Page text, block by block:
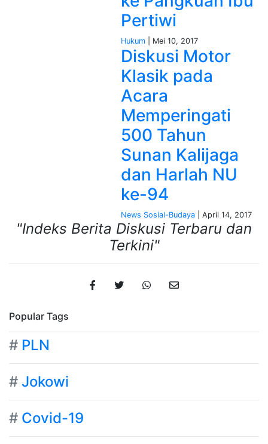
Pertiwi
Hukum| Mei 10, 2017
Diskusi Motor
Klasik pada
Acara
Memperingati
500 Tahun
Sunan Kalijaga
dan Harlah NU
ke-94
News Sosial-Budaya| April 14, 2017
"Indeks Berita Diskusi Terbaru dan
Terkini"
Popular Tags
# PLN
# Jokowi
# Covid-19